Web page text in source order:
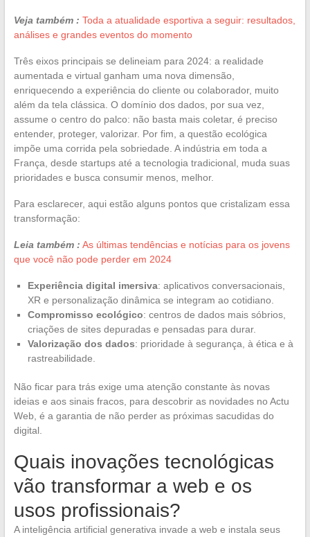
Veja também : Toda a atualidade esportiva a seguir: resultados,
análises e grandes eventos do momento
Três eixos principais se delineiam para 2024: a realidade
aumentada e virtual ganham uma nova dimensão,
enriquecendo a experiência do cliente ou colaborador, muito
além da tela clássica. O domínio dos dados, por sua vez,
assume o centro do palco: não basta mais coletar, é preciso
entender, proteger, valorizar. Por fim, a questão ecológica
impõe uma corrida pela sobriedade. A indústria em toda a
França, desde startups até a tecnologia tradicional, muda suas
prioridades e busca consumir menos, melhor.
Para esclarecer, aqui estão alguns pontos que cristalizam essa
transformação:
Leia também : As últimas tendências e notícias para os jovens
que você não pode perder em 2024
Experiência digital imersiva: aplicativos conversacionais,
XR e personalização dinâmica se integram ao cotidiano.
Compromisso ecológico: centros de dados mais sóbrios,
criações de sites depuradas e pensadas para durar.
Valorização dos dados: prioridade à segurança, à ética e à
rastreabilidade.
Não ficar para trás exige uma atenção constante às novas
ideias e aos sinais fracos, para descobrir as novidades no Actu
Web, é a garantia de não perder as próximas sacudidas do
digital.
Quais inovações tecnológicas
vão transformar a web e os
usos profissionais?
A inteligência artificial generativa invade a web e instala seus